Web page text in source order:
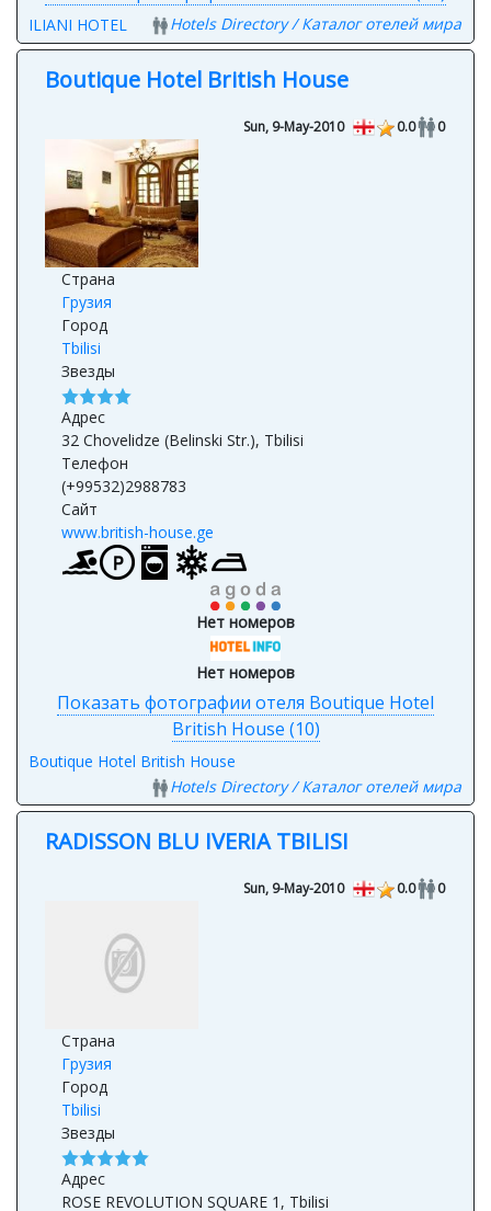
Boutique Hotel British House
Страна
Грузия
Город
Tbilisi
Звезды
Адрес
32 Chovelidze (Belinski Str.), Tbilisi
Телефон
(+99532)2988783
Сайт
www.british-house.ge
Нет номеров
Нет номеров
Показать фотографии отеля Boutique Hotel
British House (10)
Boutique Hotel British House
Hotels Directory / Каталог отелей мира
RADISSON BLU IVERIA TBILISI
Грузия
Город
Tbilisi
Звезды
Адрес
ROSE REVOLUTION SQUARE 1, Tbilisi